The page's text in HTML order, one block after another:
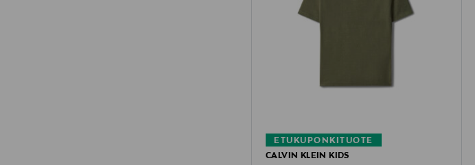
ETUKUPONKITUOTE
CALVIN KLEIN KIDS